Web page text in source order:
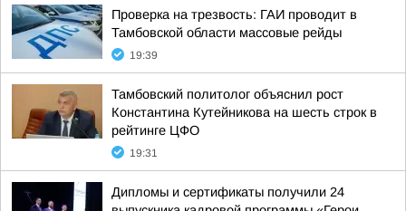
Проверка на трезвость: ГАИ проводит в
Тамбовской области массовые рейды
19:39
Тамбовский политолог объяснил рост
Константина Кутейникова на шесть строк в
рейтинге ЦФО
19:31
Дипломы и сертификаты получили 24